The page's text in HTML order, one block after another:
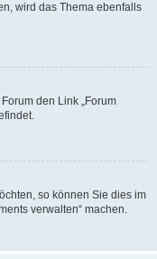
wird das Thema ebenfalls
den Link „Forum
so können Sie dies im
verwalten“ machen.